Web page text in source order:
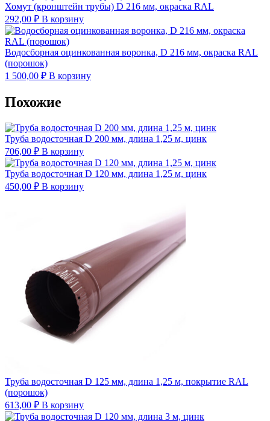
Хомут (кронштейн трубы) D 216 мм, окраска RAL
292,00 ₽ В корзину
Водосборная оцинкованная воронка, D 216 мм, окраска RAL
(порошок)
1 500,00 ₽ В корзину
Похожие
Труба водосточная D 200 мм, длина 1,25 м, цинк
706,00 ₽ В корзину
Труба водосточная D 120 мм, длина 1,25 м, цинк
450,00 ₽ В корзину
Труба водосточная D 125 мм, длина 1,25 м, покрытие RAL
(порошок)
613,00 ₽ В корзину